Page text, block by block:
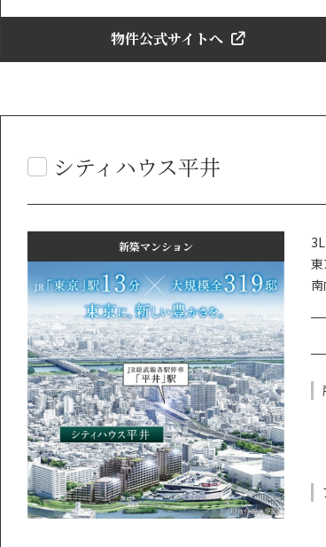
物件公式サイトへ
シティハウス平井
新築マンション